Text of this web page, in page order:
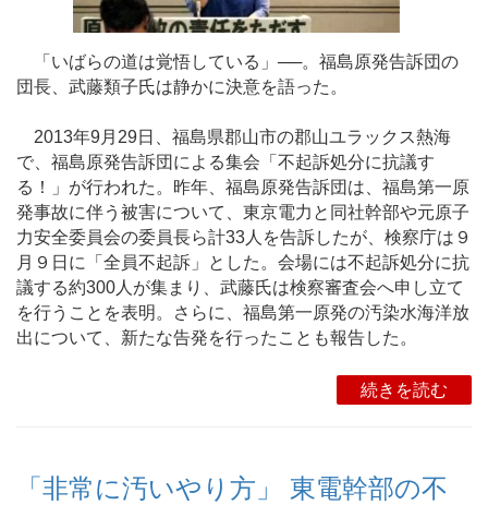
「いばらの道は覚悟している」──。福島原発告訴団の
団長、武藤類子氏は静かに決意を語った。
2013年9月29日、福島県郡山市の郡山ユラックス熱海
で、福島原発告訴団による集会「不起訴処分に抗議す
る！」が行われた。昨年、福島原発告訴団は、福島第一原
発事故に伴う被害について、東京電力と同社幹部や元原子
力安全委員会の委員長ら計33人を告訴したが、検察庁は９
月９日に「全員不起訴」とした。会場には不起訴処分に抗
議する約300人が集まり、武藤氏は検察審査会へ申し立て
を行うことを表明。さらに、福島第一原発の汚染水海洋放
出について、新たな告発を行ったことも報告した。
続きを読む
「非常に汚いやり方」 東電幹部の不